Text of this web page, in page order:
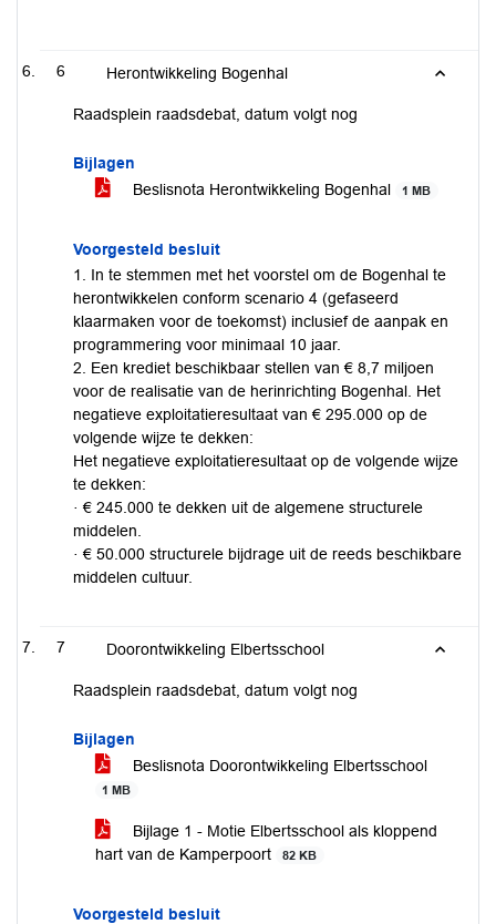
6 Herontwikkeling Bogenhal
Raadsplein raadsdebat, datum volgt nog
Bijlagen
Beslisnota Herontwikkeling Bogenhal
1 MB
Voorgesteld besluit
1. In te stemmen met het voorstel om de Bogenhal te
herontwikkelen conform scenario 4 (gefaseerd
klaarmaken voor de toekomst) inclusief de aanpak en
programmering voor minimaal 10 jaar.
2. Een krediet beschikbaar stellen van € 8,7 miljoen
voor de realisatie van de herinrichting Bogenhal. Het
negatieve exploitatieresultaat van € 295.000 op de
volgende wijze te dekken:
Het negatieve exploitatieresultaat op de volgende wijze
te dekken:
· € 245.000 te dekken uit de algemene structurele
middelen.
· € 50.000 structurele bijdrage uit de reeds beschikbare
middelen cultuur.
7 Doorontwikkeling Elbertsschool
Raadsplein raadsdebat, datum volgt nog
Bijlagen
Beslisnota Doorontwikkeling Elbertsschool
1 MB
Bijlage 1 - Motie Elbertsschool als kloppend
hart van de Kamperpoort
82 KB
Voorgesteld besluit